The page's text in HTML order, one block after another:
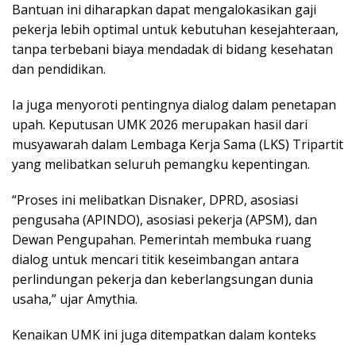
Bantuan ini diharapkan dapat mengalokasikan gaji
pekerja lebih optimal untuk kebutuhan kesejahteraan,
tanpa terbebani biaya mendadak di bidang kesehatan
dan pendidikan.
Ia juga menyoroti pentingnya dialog dalam penetapan
upah. Keputusan UMK 2026 merupakan hasil dari
musyawarah dalam Lembaga Kerja Sama (LKS) Tripartit
yang melibatkan seluruh pemangku kepentingan.
“Proses ini melibatkan Disnaker, DPRD, asosiasi
pengusaha (APINDO), asosiasi pekerja (APSM), dan
Dewan Pengupahan. Pemerintah membuka ruang
dialog untuk mencari titik keseimbangan antara
perlindungan pekerja dan keberlangsungan dunia
usaha,” ujar Amythia.
Kenaikan UMK ini juga ditempatkan dalam konteks